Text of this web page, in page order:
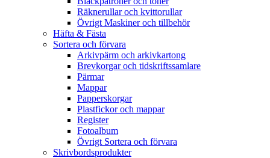
Räknerullar och kvittorullar
Övrigt Maskiner och tillbehör
Häfta & Fästa
Sortera och förvara
Arkivpärm och arkivkartong
Brevkorgar och tidskriftssamlare
Pärmar
Mappar
Papperskorgar
Plastfickor och mappar
Register
Fotoalbum
Övrigt Sortera och förvara
Skrivbordsprodukter